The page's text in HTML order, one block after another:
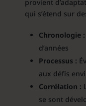
provient
qui s’étend sur
Chronologie :
d’années
Processus :
aux défis
Corrélation :
se sont